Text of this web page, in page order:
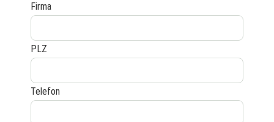
Firma
PLZ
Telefon